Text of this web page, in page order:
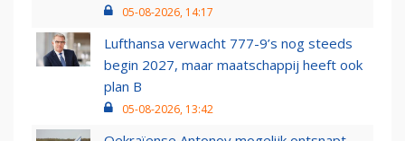
05-08-2026, 14:17
Lufthansa verwacht 777-9’s nog steeds
begin 2027, maar maatschappij heeft ook
plan B
05-08-2026, 13:42